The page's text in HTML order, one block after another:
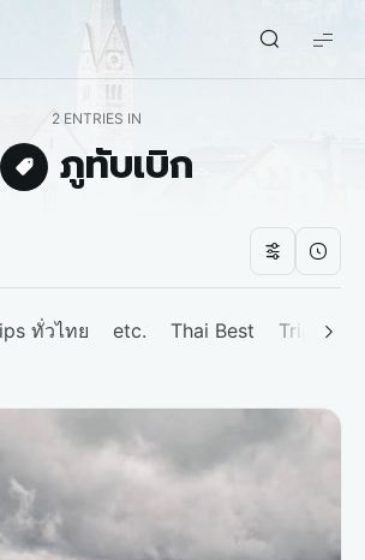
2 ENTRIES IN
ภูทับเบิก
ทั่วไทย etc. Thai Best Tripp